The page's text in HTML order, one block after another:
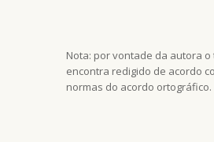
Nota: por vontade da autora o
encontra redigido de acordo
normas do acordo ortográfico.